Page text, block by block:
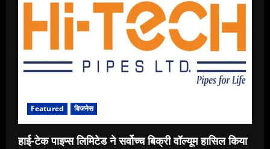
सबसे
अधिक
बिक्री
वॉल्यूम
किया
Featured बिजनेस
हाई-टेक पाइप्स लिमिटेड ने सर्वोच्च बिक्री वॉल्यूम हासिल किया